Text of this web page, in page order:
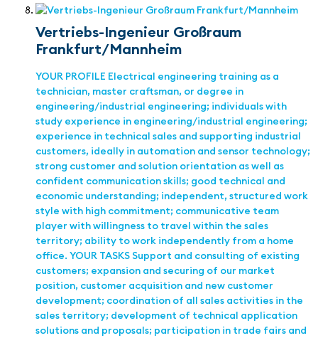
Vertriebs-Ingenieur Großraum
Frankfurt/Mannheim
YOUR PROFILE Electrical engineering training as a
technician, master craftsman, or degree in
engineering/industrial engineering; individuals with
study experience in engineering/industrial engineering;
experience in technical sales and supporting industrial
customers, ideally in automation and sensor technology;
strong customer and solution orientation as well as
confident communication skills; good technical and
economic understanding; independent, structured work
style with high commitment; communicative team
player with willingness to travel within the sales
territory; ability to work independently from a home
office. YOUR TASKS Support and consulting of existing
customers; expansion and securing of our market
position, customer acquisition and new customer
development; coordination of all sales activities in the
sales territory; development of technical application
solutions and proposals; participation in trade fairs and